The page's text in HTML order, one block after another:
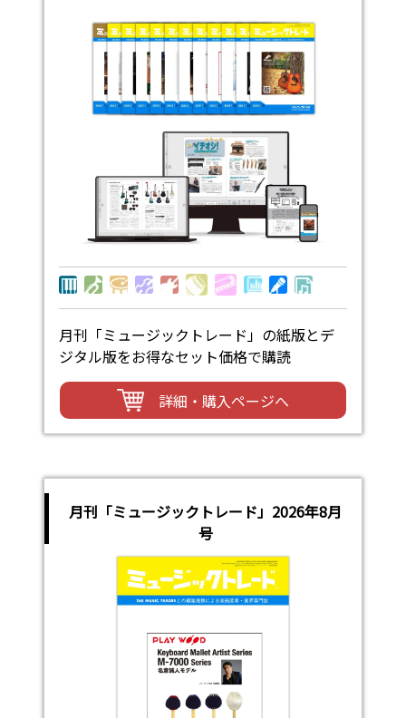
月刊「ミュージックトレード」の紙版とデ
ジタル版をお得なセット価格で購読
詳細・購入ページへ
月刊「ミュージックトレード」2026年8月
号